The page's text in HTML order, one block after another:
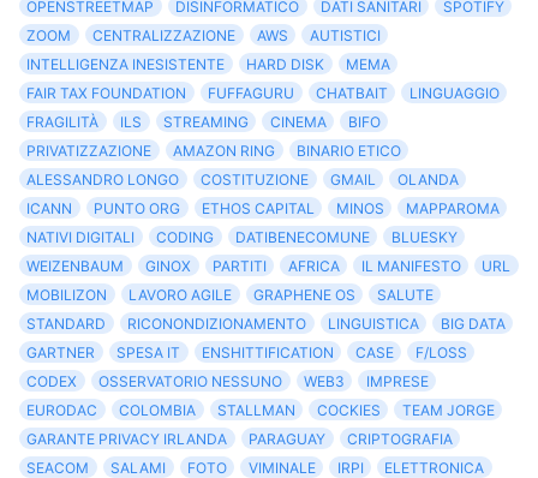
OPENSTREETMAP
DISINFORMATICO DATI SANITARI
SPOTIFY
ZOOM
CENTRALIZZAZIONE AWS
AUTISTICI
INTELLIGENZA INESISTENTE
HARD DISK
MEMA
FAIR TAX FOUNDATION
FUFFAGURU CHATBAIT
LINGUAGGIO
FRAGILITÀ
ILS STREAMING CINEMA
BIFO
PRIVATIZZAZIONE
AMAZON RING
BINARIO ETICO
ALESSANDRO LONGO
COSTITUZIONE GMAIL
OLANDA
ICANN
PUNTO ORG ETHOS CAPITAL MINOS
MAPPAROMA
NATIVI DIGITALI
CODING DATIBENECOMUNE
BLUESKY
WEIZENBAUM
GINOX PARTITI AFRICA IL MANIFESTO
URL
MOBILIZON
LAVORO AGILE GRAPHENE OS
SALUTE
STANDARD
RICONONDIZIONAMENTO LINGUISTICA
BIG DATA
GARTNER
SPESA IT ENSHITTIFICATION CASE
F/LOSS
CODEX
OSSERVATORIO NESSUNO WEB3
IMPRESE
EURODAC
COLOMBIA STALLMAN COCKIES
TEAM JORGE
GARANTE PRIVACY IRLANDA
PARAGUAY
CRIPTOGRAFIA
SEACOM
SALAMI FOTO VIMINALE IRPI
ELETTRONICA